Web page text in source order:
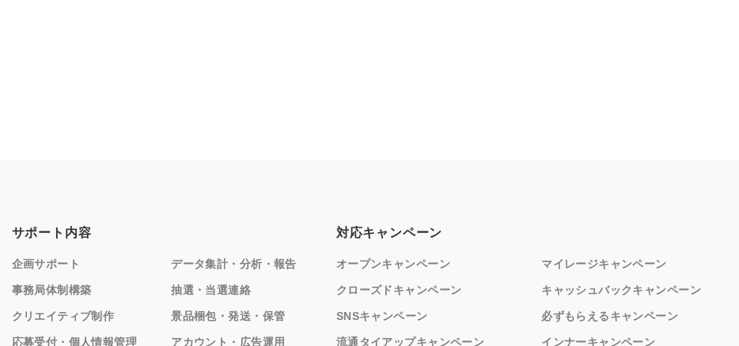
サポート内容
企画サポート
事務局体制構築
クリエイティブ制作
応募受付・個人情報管理
データ集計・分析・報告
抽選・当選連絡
景品梱包・発送・保管
アカウント・広告運用
対応キャンペーン
オープンキャンペーン
クローズドキャンペーン
SNSキャンペーン
流通タイアップキャンペーン
マイレージキャンペーン
キャッシュバックキャンペーン
必ずもらえるキャンペーン
インナーキャンペーン